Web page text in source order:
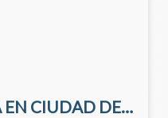
TERRENO EN VENTA EN CIUDAD DEL SOL